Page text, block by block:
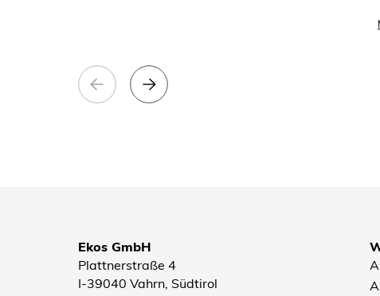
Ekos GmbH
Plattnerstraße 4
I-39040 Vahrn, Südtirol